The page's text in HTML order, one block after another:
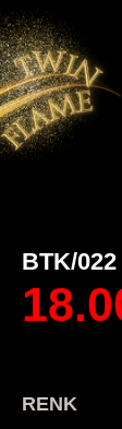
BTK/
RENK